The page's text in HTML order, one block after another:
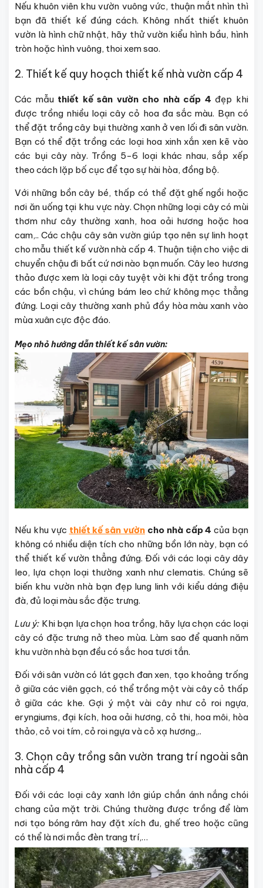
Nếu khuôn viên khu vườn vuông vức, thuận mắt nhìn thì
bạn đã thiết kế đúng cách. Không nhất thiết khuôn
vườn là hình chữ nhật, hãy thử vườn kiểu hình bầu, hình
tròn hoặc hình vuông, thoi xem sao.
2. Thiết kế quy hoạch thiết kế nhà vườn cấp 4
Các mẫu thiết kế sân vườn cho nhà cấp 4 đẹp khi
được trồng nhiều loại cây cỏ hoa đa sắc màu. Bạn có
thể đặt trồng cây bụi thường xanh ở ven lối đi sân vườn.
Bạn có thể đặt trồng các loại hoa xinh xắn xen kẽ vào
các bụi cây này. Trồng 5-6 loại khác nhau, sắp xếp
theo cách lặp bố cục để tạo sự hài hòa, đồng bộ.
Với những bồn cây bé, thấp có thể đặt ghế ngồi hoặc
nơi ăn uống tại khu vực này. Chọn những loại cây có mùi
thơm như cây thường xanh, hoa oải hương hoặc hoa
cam,.. Các chậu cây sân vườn giúp tạo nên sự linh hoạt
cho mẫu thiết kế vườn nhà cấp 4. Thuận tiện cho việc di
chuyển chậu đi bất cứ nơi nào bạn muốn. Cây leo hương
thảo được xem là loại cây tuyệt vời khi đặt trồng trong
các bồn chậu, vì chúng bám leo chứ không mọc thẳng
đứng. Loại cây thường xanh phủ đầy hòa màu xanh vào
mùa xuân cực độc đáo.
Mẹo nhỏ hướng dẫn thiết kế sân vườn:
Nếu khu vực thiết kế sân vườn cho nhà cấp 4 của bạn
không có nhiều diện tích cho những bồn lớn này, bạn có
thể thiết kế vườn thẳng đứng. Đối với các loại cây dây
leo, lựa chọn loại thường xanh như clematis. Chúng sẽ
biến khu vườn nhà bạn đẹp lung linh với kiểu dáng điệu
đà, đủ loại màu sắc đặc trưng.
Lưu ý: Khi bạn lựa chọn hoa trồng, hãy lựa chọn các loại
cây có đặc trưng nở theo mùa. Làm sao để quanh năm
khu vườn nhà bạn đều có sắc hoa tươi tắn.
Đối với sân vườn có lát gạch đan xen, tạo khoảng trống
ở giữa các viên gạch, có thể trồng một vài cây cỏ thấp
ở giữa các khe. Gợi ý một vài cây như cỏ roi ngựa,
eryngiums, đại kích, hoa oải hương, cỏ thi, hoa môi, hòa
thảo, cỏ voi tím, cỏ roi ngựa và cỏ xạ hương,..
3. Chọn cây trồng sân vườn trang trí ngoài sân
nhà cấp 4
Đối với các loại cây xanh lớn giúp chắn ánh nắng chói
chang của mặt trời. Chúng thường được trồng để làm
nơi tạo bóng râm hay đặt xích đu, ghế treo hoặc cũng
có thể là nơi mắc đèn trang trí,…